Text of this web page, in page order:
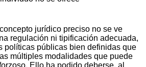
jurídico preciso no se ve
regulación ni tipificación adecuada,
políticas públicas bien definidas que
múltiples modalidades que puede
Ello ha podido deberse, al